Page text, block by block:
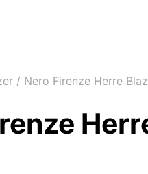
/ Nero Firenze Herre